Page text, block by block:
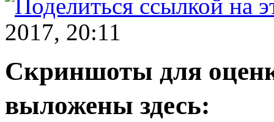
2017, 20:11
Скриншоты для
выложены здесь: